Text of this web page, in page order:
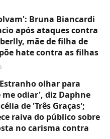
Bruna Biancardi
após ataques contra
mãe de filha de
hate contra as filhas
olhar para
odiar', diz Daphne
de 'Três Graças';
raiva do público sobre
no carisma contra